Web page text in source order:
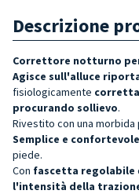
Descrizione
Correttore notturno
Agisce sull'alluce
fisiologicamente corretta
procurando sollievo.
Rivestito con una
Semplice e
piede.
Con fascetta regolabile
l'intensità della